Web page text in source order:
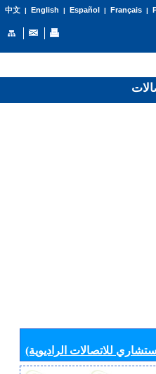
中文| English | Español | Français|
للاتصالات الراديوية)